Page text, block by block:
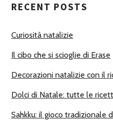
O
I
RECENT POSTS
Curiosità natalizie
Il cibo che si scioglie di Erase
Decorazioni natalizie con il
Dolci di Natale: tutte le
Sahkku: il gioco tradizionale